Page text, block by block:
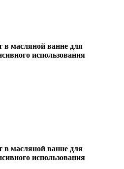
в масляной ванне для
использования
в масляной ванне для
использования